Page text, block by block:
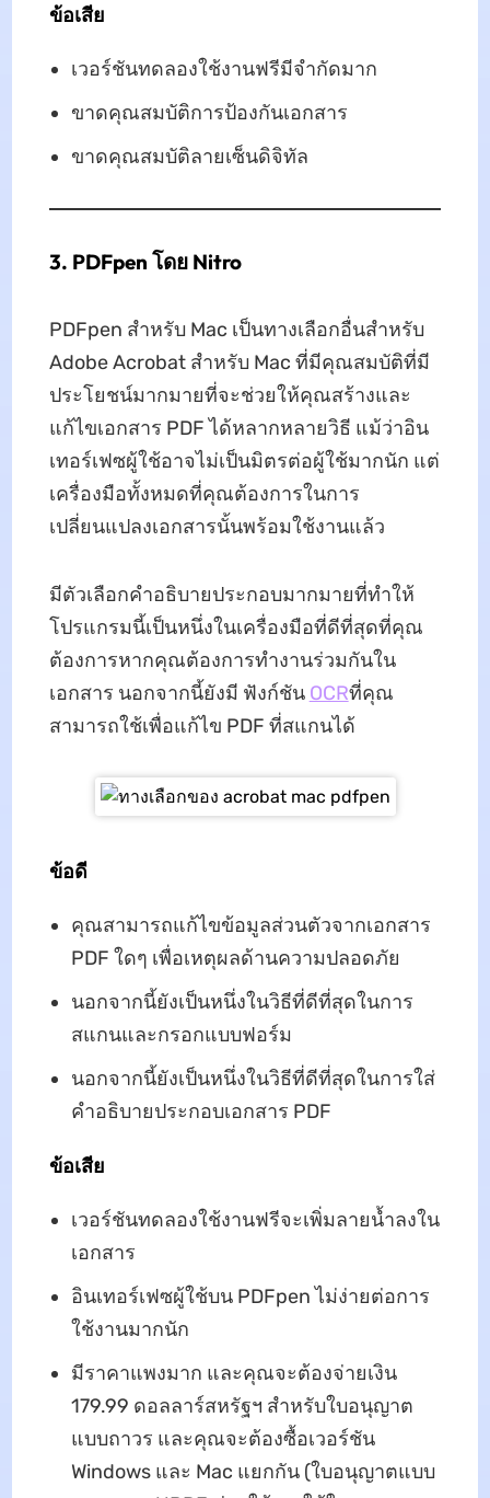
ข้อเสีย
เวอร์ชันทดลองใช้งานฟรีมีจำกัดมาก
ขาดคุณสมบัติการป้องกันเอกสาร
ขาดคุณสมบัติลายเซ็นดิจิทัล
3. PDFpen โดย Nitro
PDFpen สำหรับ Mac เป็นทางเลือกอื่นสำหรับ
Adobe Acrobat สำหรับ Mac ที่มีคุณสมบัติที่มี
ประโยชน์มากมายที่จะช่วยให้คุณสร้างและ
แก้ไขเอกสาร PDF ได้หลากหลายวิธี แม้ว่าอิน
เทอร์เฟซผู้ใช้อาจไม่เป็นมิตรต่อผู้ใช้มากนัก แต่
เครื่องมือทั้งหมดที่คุณต้องการในการ
เปลี่ยนแปลงเอกสารนั้นพร้อมใช้งานแล้ว
มีตัวเลือกคำอธิบายประกอบมากมายที่ทำให้
โปรแกรมนี้เป็นหนึ่งในเครื่องมือที่ดีที่สุดที่คุณ
ต้องการหากคุณต้องการทำงานร่วมกันใน
เอกสาร นอกจากนี้ยังมี ฟังก์ชัน OCRที่คุณ
สามารถใช้เพื่อแก้ไข PDF ที่สแกนได้
ข้อดี
คุณสามารถแก้ไขข้อมูลส่วนตัวจากเอกสาร
PDF ใดๆ เพื่อเหตุผลด้านความปลอดภัย
นอกจากนี้ยังเป็นหนึ่งในวิธีที่ดีที่สุดในการ
สแกนและกรอกแบบฟอร์ม
นอกจากนี้ยังเป็นหนึ่งในวิธีที่ดีที่สุดในการใส่
คำอธิบายประกอบเอกสาร PDF
ข้อเสีย
เวอร์ชันทดลองใช้งานฟรีจะเพิ่มลายน้ำลงใน
เอกสาร
อินเทอร์เฟซผู้ใช้บน PDFpen ไม่ง่ายต่อการ
ใช้งานมากนัก
มีราคาแพงมาก และคุณจะต้องจ่ายเงิน
179.99 ดอลลาร์สหรัฐฯ สำหรับใบอนุญาต
แบบถาวร และคุณจะต้องซื้อเวอร์ชัน
Windows และ Mac แยกกัน (ใบอนุญาตแบบ